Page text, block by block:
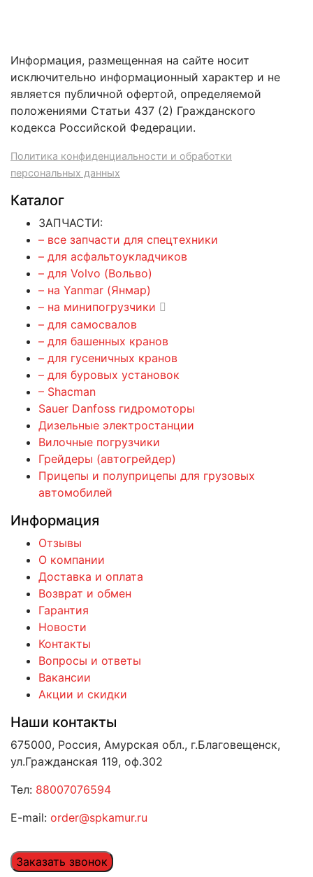
Информация, размещенная на сайте носит
исключительно информационный характер и не
является публичной офертой, определяемой
положениями Статьи 437 (2) Гражданского
кодекса Российской Федерации.
Политика конфиденциальности и обработки
персональных данных
Каталог
ЗАПЧАСТИ:
– все запчасти для спецтехники
– для асфальтоукладчиков
– для Volvo (Вольво)
– на Yanmar (Янмар)
– на минипогрузчики
– для самосвалов
– для башенных кранов
– для гусеничных кранов
– для буровых установок
– Shacman
Sauer Danfoss гидромоторы
Дизельные электростанции
Вилочные погрузчики
Грейдеры (автогрейдер)
Прицепы и полуприцепы для грузовых
автомобилей
Информация
Отзывы
О компании
Доставка и оплата
Возврат и обмен
Гарантия
Новости
Контакты
Вопросы и ответы
Вакансии
Акции и скидки
Наши контакты
675000, Россия, Амурская обл., г.Благовещенск,
ул.Гражданская 119, оф.302
Тел: 88007076594
E-mail: order@spkamur.ru
Заказать звонок